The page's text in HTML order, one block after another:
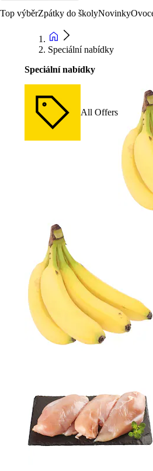
Top výběrZpátky do školyNovinky
Speciální nabídky
Speciální nabídky
All Offers